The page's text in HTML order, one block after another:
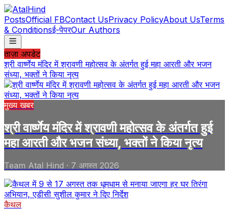
PostsOfficial FBContact UsPrivacy PolicyAbout UsTerms
& Conditionsई-पेपरOur Authors
ताज़ा अपडेट
श्री वार्ष्णेय मंदिर में श्रावणी महोत्सव के अंतर्गत हुई महा आरती और भजन
संध्या, भक्तों ने किया नृत्य
मुख्य खबर
श्री वार्ष्णेय मंदिर में श्रावणी महोत्सव के अंतर्गत हुई
महा आरती और भजन संध्या, भक्तों ने किया नृत्य
Team Atal Hind · 7 अगस्त 2026
कैथल